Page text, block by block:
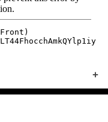
+